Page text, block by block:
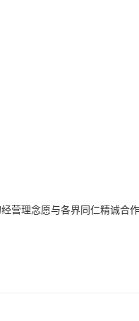
营理念愿与各界同仁精诚合作